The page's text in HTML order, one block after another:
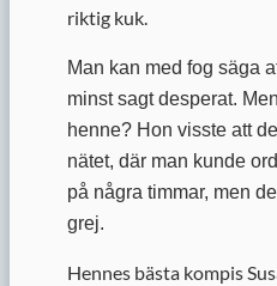
riktig kuk.
Man kan med fog säga
minst sagt desperat.
henne? Hon visste att
nätet, där man kunde
på några timmar, men
grej.
Hennes bästa kompis